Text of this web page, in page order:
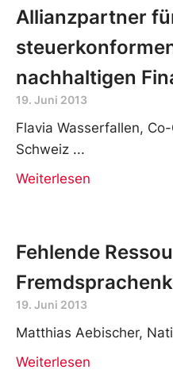
Allianzpartner
nachhaltigen
19. Juni 2013
Flavia Wasserfallen,
Schweiz
Weiterlesen
Fehlende
19. Juni 2013
Matthias Aebischer,
Weiterlesen